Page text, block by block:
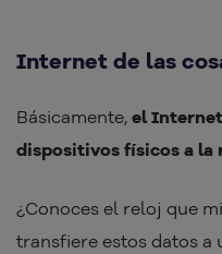
Internet de las
Básicamente, el
dispositivos físicos a la
¿Conoces el reloj que
transfiere estos datos a